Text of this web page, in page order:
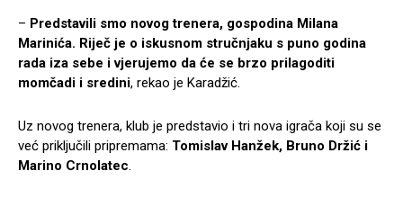
– Predstavili smo novog trenera, gospodina Milana
Marinića. Riječ je o iskusnom stručnjaku s puno godina
rada iza sebe i vjerujemo da će se brzo prilagoditi
momčadi i sredini, rekao je Karadžić.
Uz novog trenera, klub je predstavio i tri nova igrača koji su se
već priključili pripremama: Tomislav Hanžek, Bruno Držić i
Marino Crnolatec.